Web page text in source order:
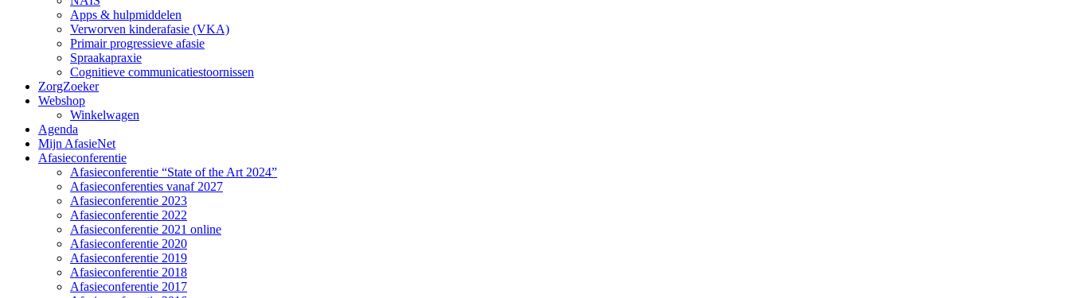
Apps & hulpmiddelen
Verworven kinderafasie (VKA)
Primair progressieve afasie
Spraakapraxie
Cognitieve communicatiestoornissen
ZorgZoeker
Webshop
Winkelwagen
Agenda
Mijn AfasieNet
Afasieconferentie
Afasieconferentie “State of the Art 2024”
Afasieconferenties vanaf 2027
Afasieconferentie 2023
Afasieconferentie 2022
Afasieconferentie 2021 online
Afasieconferentie 2020
Afasieconferentie 2019
Afasieconferentie 2018
Afasieconferentie 2017